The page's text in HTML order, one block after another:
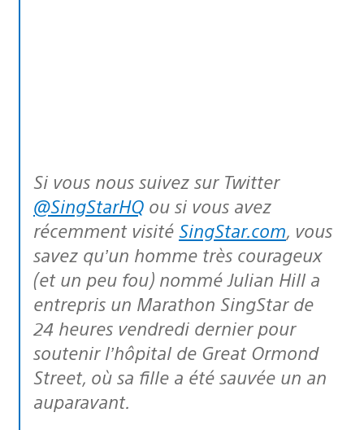
Si vous nous suivez sur Twitter
@SingStarHQ ou si vous avez
récemment visité SingStar.com, vous
savez qu’un homme très courageux
(et un peu fou) nommé Julian Hill a
entrepris un Marathon SingStar de
24 heures vendredi dernier pour
soutenir l’hôpital de Great Ormond
Street, où sa fille a été sauvée un an
auparavant.